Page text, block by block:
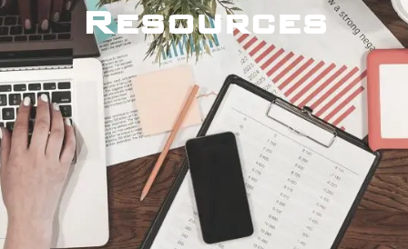
Resources